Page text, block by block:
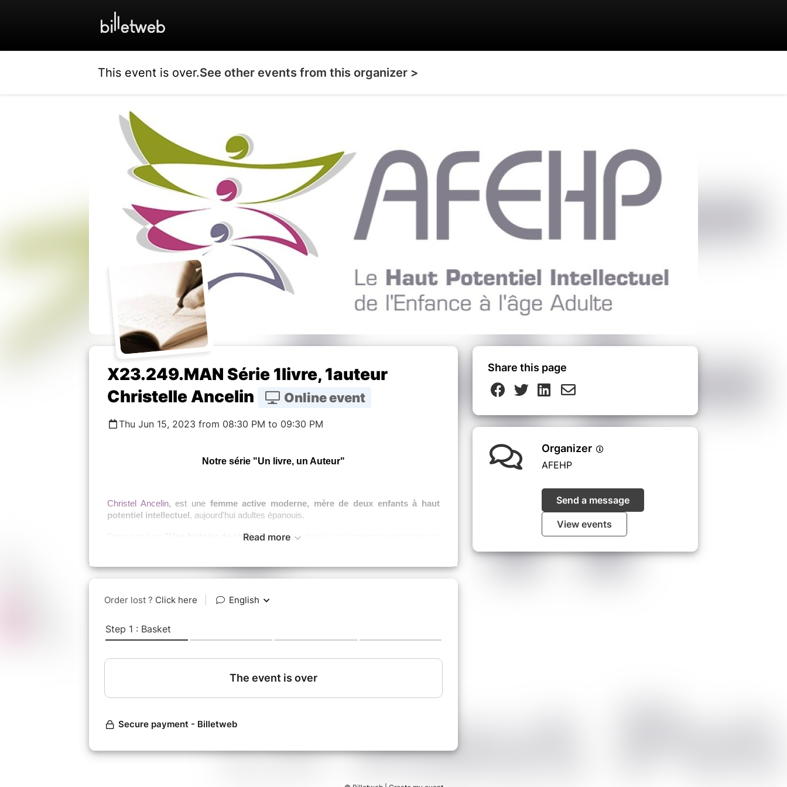
This event is over.See other events from this organizer >
X23.249.MAN Série 1livre, 1auteur
Christelle Ancelin
Online event
Thu Jun 15, 2023 from 08:30 PM to 09:30 PM
Notre série "Un livre, un Auteur"
Christel Ancelin,est une femme active moderne, mère de deux enfants à haut
potentiel intellectuel , aujourd'hui adultes épanouis.
"Une histoire de chiffre", elle nous dévoile un témoignage touchant sur
Read more
Share this page
Organizer
AFEHP
Send a message
View events